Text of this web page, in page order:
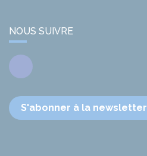
NOUS SUIVRE
Facebook
S'abonner à la newsletter